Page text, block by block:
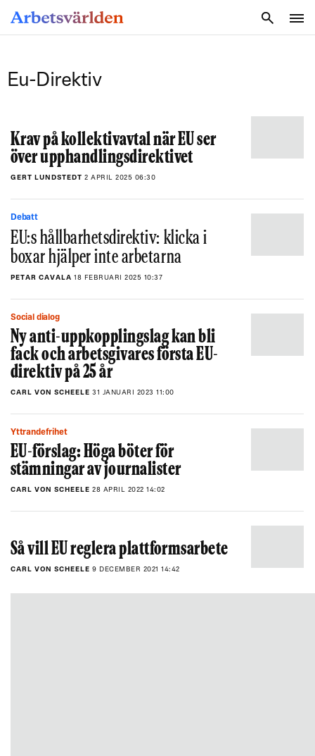
Eu-Direktiv
Krav på kollektivavtal när EU ser
över upphandlingsdirektivet
GERT LUNDSTEDT 2 APRIL 2025 06:30
Debatt
EU:s hållbarhetsdirektiv: klicka i
boxar hjälper inte arbetarna
PETAR CAVALA 18 FEBRUARI 2025 10:37
Social dialog
Ny anti-uppkopplingslag kan bli
fack och arbetsgivares första EU-
direktiv på 25 år
CARL VON SCHEELE 31 JANUARI 2023 11:00
Yttrandefrihet
EU-förslag: Höga böter för
stämningar av journalister
CARL VON SCHEELE 28 APRIL 2022 14:02
Så vill EU reglera plattformsarbete
CARL VON SCHEELE 9 DECEMBER 2021 14:42